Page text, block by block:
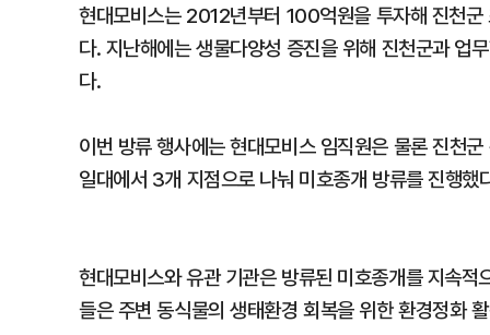
현대모비스는 2012년부터 100억원을 투자해 진천
다. 지난해에는 생물다양성 증진을 위해 진천군과 업
다.
이번 방류 행사에는 현대모비스 임직원은 물론 진천
일대에서 3개 지점으로 나눠 미호종개 방류를 진행했
현대모비스와 유관 기관은 방류된 미호종개를 지속
들은 주변 동식물의 생태환경 회복을 위한 환경정화